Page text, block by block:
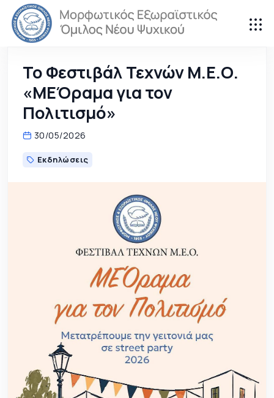
Το Φεστιβάλ Τεχνών Μ.Ε.Ο.
«ΜΕΌραμα για τον
Πολιτισμό»
30/05/2026
Εκδηλώσεις